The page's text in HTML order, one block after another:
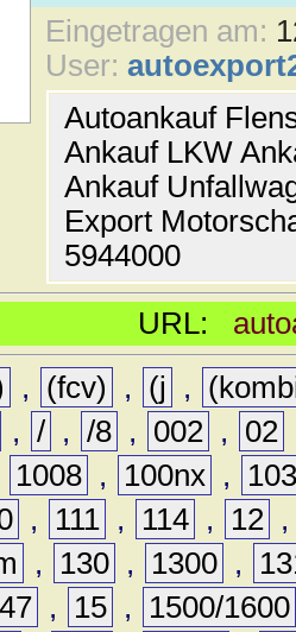
Eingetragen am:
User:
Autoankauf
Ankauf LKW
Ankauf
Export
5944000
URL:
, (fcv) , (j ,
, / , /8 , 002 , 02
1008 , 100nx ,
, 111 , 114 , 12
, 130 , 1300 ,
, 15 ,
1500/1600